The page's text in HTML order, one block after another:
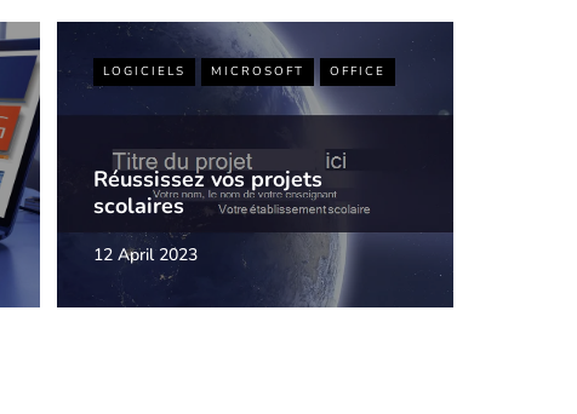
LOGICIELS MICROSOFT OFFICE
Réussissez vos projets
scolaires
12 April 2023